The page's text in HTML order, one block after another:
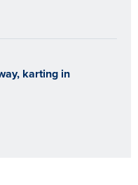
karting in